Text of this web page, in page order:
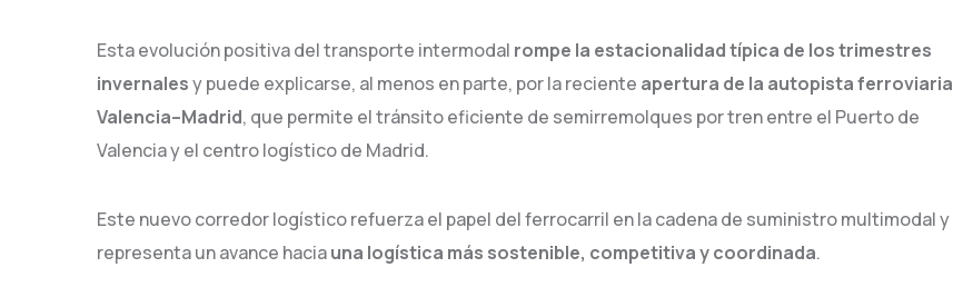
Esta evolución positiva del transporte intermodal rompe la estacionalidad típica de los trimestres
invernalesy puede explicarse, al menos en parte, por la reciente apertura de la autopista ferroviaria
Valencia–Madrid, que permite el tránsito eficiente de semirremolques por tren entre el Puerto de
Valencia y el centro logístico de Madrid.
Este nuevo corredor logístico refuerza el papel del ferrocarril en la cadena de suministro multimodal y
representa un avance haciauna logística más sostenible, competitiva y coordinada.